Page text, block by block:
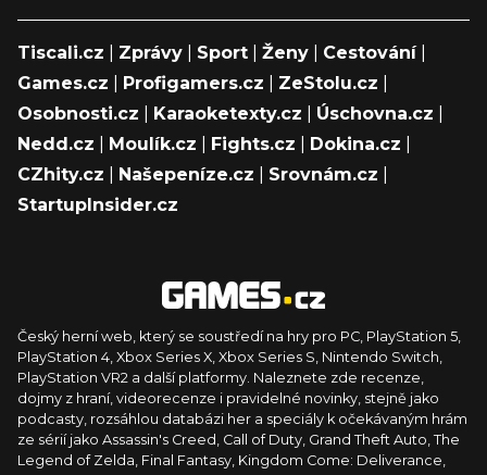
Tiscali.cz Zprávy Sport Ženy Cestování|
Games.cz
Profigamers.cz ZeStolu.cz
Osobnosti.cz
Karaoketexty.cz Úschovna.cz
Nedd.cz
Moulík.cz Fights.cz Dokina.cz
CZhity.cz
Našepeníze.cz Srovnám.cz
StartupInsider.cz
Český herní web, který se soustředí na hry pro PC, PlayStation 5,
PlayStation 4, Xbox Series X, Xbox Series S, Nintendo Switch,
PlayStation VR2 a další platformy. Naleznete zde recenze,
dojmy z hraní, videorecenze i pravidelné novinky, stejně jako
podcasty, rozsáhlou databázi her a speciály k očekávaným hrám
ze sérií jako Assassin's Creed, Call of Duty, Grand Theft Auto, The
Legend of Zelda, Final Fantasy, Kingdom Come: Deliverance,